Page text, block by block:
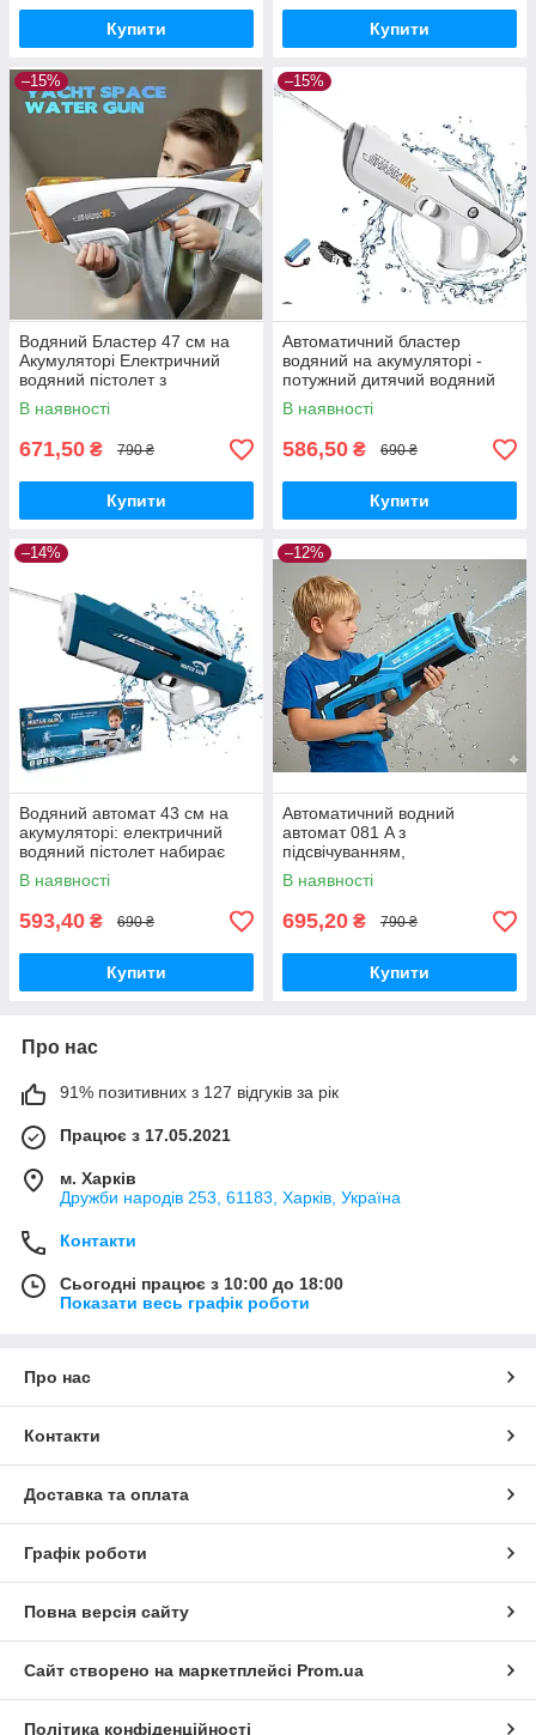
Купити Купити
–15%
Водяний Бластер 47 см на
Акумуляторі Електричний
водяний пістолет з
автоматичним насосом для
дітей
В наявності
671,50 ₴ 790 ₴
Купити
–15%
Автоматичний бластер
водяний на акумуляторі -
потужний дитячий водяний
пістолет. з водопоглинанням
В наявності
586,50 ₴ 690 ₴
Купити
–14%
Водяний автомат 43 см на
акумуляторі: електричний
водяний пістолет набирає
води
В наявності
593,40 ₴ 690 ₴
Купити
–12%
Автоматичний водний
автомат 081 A з
підсвічуванням,
акумулятором 3.7 V та
функцією закачування води
(синій колір, довжина 42 см)
В наявності
695,20 ₴ 790 ₴
Купити
Про нас
91% позитивних з 127 відгуків за рік
Працює з 17.05.2021
м. Харків
Дружби народів 253, 61183, Харків, Україна
Контакти
Сьогодні працює з 10:00 до 18:00
Показати весь графік роботи
Про нас
Контакти
Доставка та оплата
Графік роботи
Повна версія сайту
Сайт створено на маркетплейсі Prom.ua
Політика конфіденційності